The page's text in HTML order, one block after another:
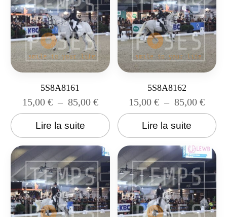
5S8A8161
15,00 € – 85,00 €
Lire la suite
5S8A8162
15,00€ – 85,00€
Lire la suite